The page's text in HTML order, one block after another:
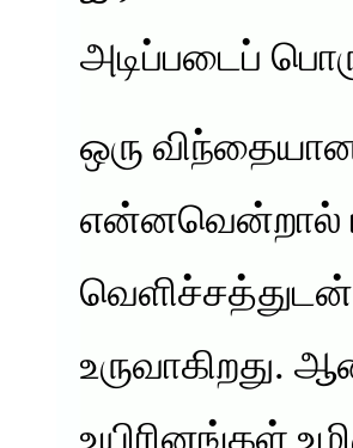
அடிப்படைப்
ஒரு
என்னவென்றால்
உருவாகிறது.